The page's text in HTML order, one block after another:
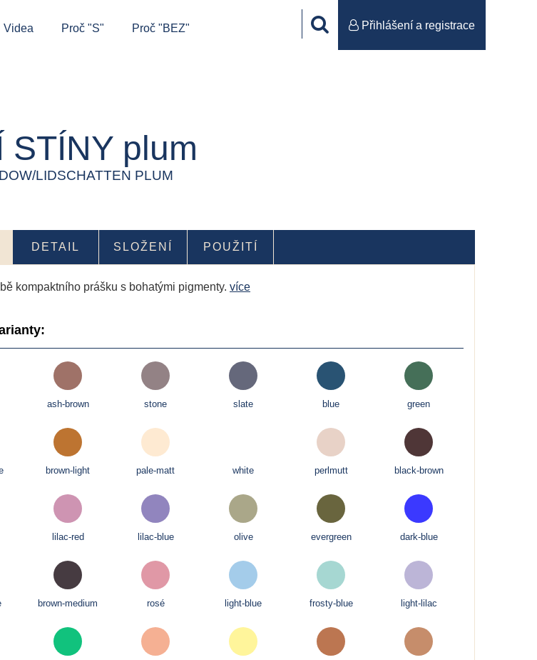
Videa Proč "S" Proč "BEZ" Přihlášení a registrace
STÍNY plum
LIDSCHATTEN PLUM
DETAIL SLOŽENÍ POUŽITÍ
kompaktního prášku s bohatými pigmenty. více
ash-brown stone slate blue green
brown-light pale-matt white perlmutt black-brown
lilac-red lilac-blue olive evergreen dark-blue
brown-medium rosé light-blue frosty-blue light-lilac